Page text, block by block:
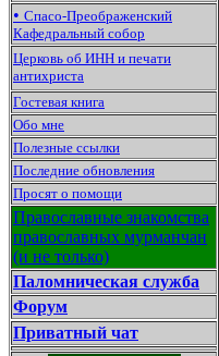
• Спасо-Преображенский
Кафедральный собор
Церковь об ИНН и печати
антихриста
Гостевая книга
Обо мне
Полезные ссылки
Последние обновления
Просят о помощи
Православные знакомства
православных мурманчан
(и не только)
Паломническая служба
Форум
Приватный чат